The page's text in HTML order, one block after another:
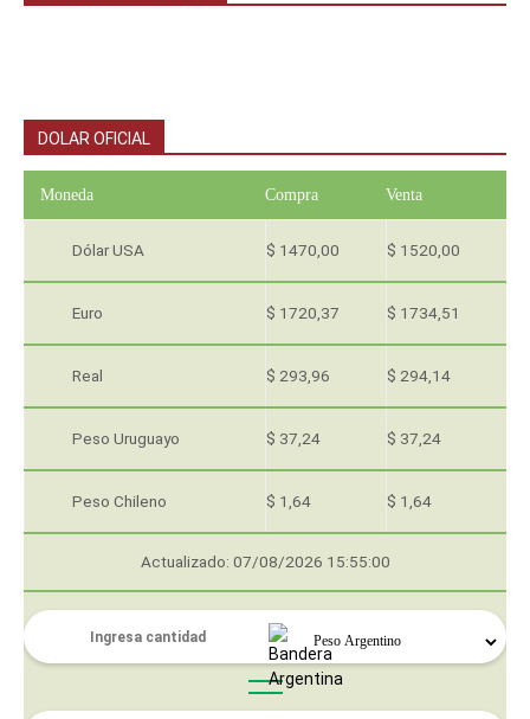
DOLAR OFICIAL
Moneda Compra Venta
Dólar USA $ 1470,00 $ 1520,00
Euro $ 1720,37 $ 1734,51
Real $ 293,96 $ 294,14
Peso Uruguayo $ 37,24 $ 37,24
Peso Chileno $ 1,64 $ 1,64
Actualizado: 07/08/2026 15:55:00